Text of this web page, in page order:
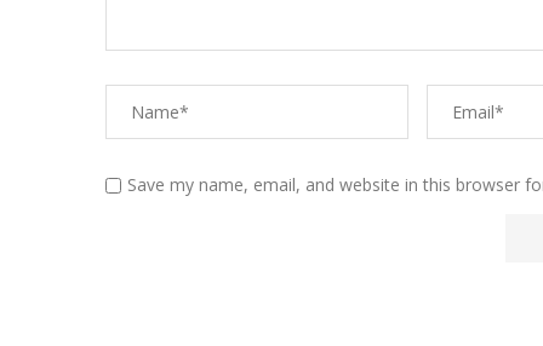
Save my name, email, and website in this browser